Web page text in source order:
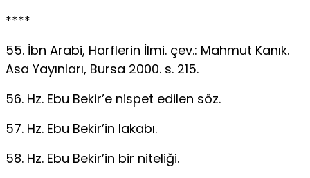
****
55. İbn Arabi, Harflerin İlmi. çev.: Mahmut Kanık.
Asa Yayınları, Bursa 2000. s. 215.
56. Hz. Ebu Bekir’e nispet edilen söz.
57. Hz. Ebu Bekir’in lakabı.
58. Hz. Ebu Bekir’in bir niteliği.